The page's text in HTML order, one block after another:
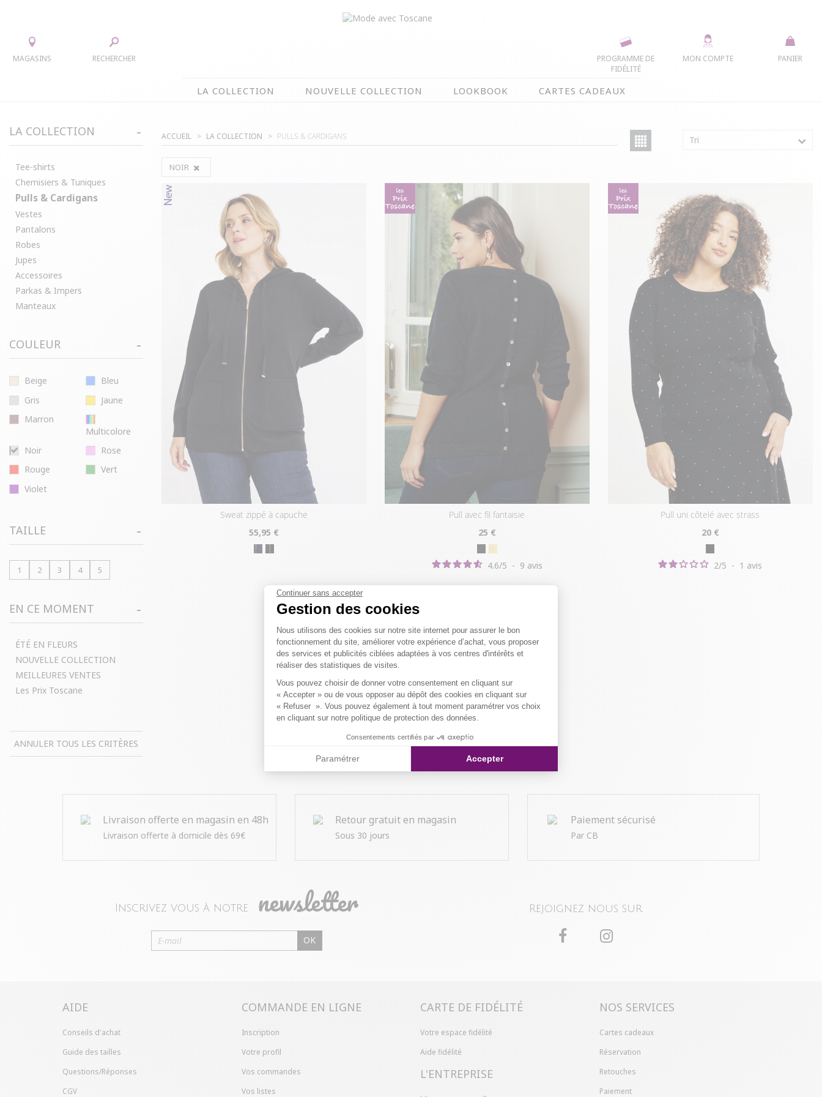
Continuer sans accepter
Gestion des cookies
Plateforme de Gestion du Consentement : Personnalisez vos Options
Nous utilisons des cookies sur notre site internet pour assurer le bon
fonctionnement du site, améliorer votre expérience d’achat, vous proposer
des services et publicités ciblées adaptées à vos centres d'intérêts et
réaliser des statistiques de visites.
Vous pouvez choisir de donner votre consentement en cliquant sur
« Accepter » ou de vous opposer au dépôt des cookies en cliquant sur
« Refuser ». Vous pouvez également à tout moment paramétrer vos choix
en cliquant sur notre politique de protection des données.
Consentements certifiés par
Paramétrer Accepter
PANIER
MON COMPTE
PROGRAMME DE
FIDÉLITÉ
MAGASINS RECHERCHER
LA COLLECTION NOUVELLE COLLECTION LOOKBOOK CARTES CADEAUX
TEE-SHIRTS
CHEMISIERS & TUNIQUES
PULLS & CARDIGANS
VESTES
JUPES
MANTEAUX
ÉTÉ EN FLEURS
MEILLEURES VENTES
LES PRIX TOSCANE
LA COLLECTION
Tee-shirts
Chemisiers & Tuniques
Pulls & Cardigans
Vestes
Pantalons
Robes
Jupes
Accessoires
Parkas & Impers
Manteaux
COULEUR
Beige
Bleu
Gris
Jaune
Marron
Multicolore
Noir
Rose
Rouge
Vert
Violet
TAILLE
1 2 3 4 5
EN CE MOMENT
ÉTÉ EN FLEURS
NOUVELLE COLLECTION
MEILLEURES VENTES
Les Prix Toscane
ANNULER TOUS LES CRITÈRES
ACCUEIL LA COLLECTION PULLS & CARDIGANS Tri
NOIR
sweat zippé à capuche
55,95 €
pull avec fil fantaisie
25 €
4.6/5 - 9 avis
pull uni côtelé avec strass
20€
2/5 - 1 avis
Livraison offerte en magasin en 48h
Livraison offerte à domicile dès 69€
Retour gratuit en magasin
Sous 30 jours
Paiement sécurisé
Par CB
Inscrivez vous à notre newsletter
OK
Rejoignez nous sur
AIDE
Conseils d'achat
Guide des tailles
Questions/Réponses
CGV
COMMANDE EN LIGNE
Inscription
Votre profil
Vos commandes
Vos listes
CARTE DE FIDÉLITÉ
Votre espace fidélité
Aide fidélité
L'ENTREPRISE
NOS SERVICES
Cartes cadeaux
Réservation
Retouches
Paiement